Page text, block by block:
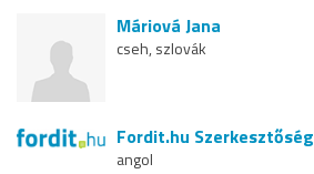
Máriová Jana
cseh, szlovák
Fordit.hu Szerkesztőség
angol